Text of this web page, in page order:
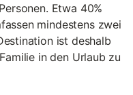
Etwa 40%
mindestens zwei
ist deshalb
in den Urlaub zu